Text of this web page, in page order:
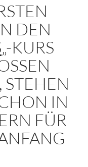
DEN
„-KURS
IN
FÜR